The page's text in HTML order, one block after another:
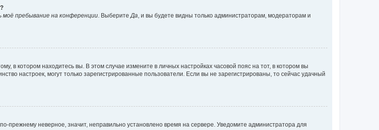
моё пребывание на конференции . Выберите Да , и вы будете видны только администраторам, модераторам и
в котором находитесь вы. В этом случае измените в личных настройках часовой пояс на тот, в котором вы
настроек, могут только зарегистрированные пользователи. Если вы не зарегистрированы, то сейчас удачный
прежнему неверное, значит, неправильно установлено время на сервере. Уведомите администратора для